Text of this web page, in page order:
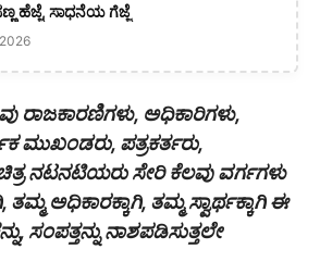
ಹೆಜ್ಜೆ, ಸಾಧನೆಯ ಗೆಜ್ಜೆ
ರಾಜಕಾರಣಿಗಳು, ಅಧಿಕಾರಿಗಳು,
ಮುಖಂಡರು, ಪತ್ರಕರ್ತರು,
ನಟನಟಿಯರು ಸೇರಿ ಕೆಲವು ವರ್ಗಗಳು
ಅಧಿಕಾರಕ್ಕಾಗಿ, ತಮ್ಮ ಸ್ವಾರ್ಥಕ್ಕಾಗಿ ಈ
ಸಂಪತ್ತನ್ನು ನಾಶಪಡಿಸುತ್ತಲೇ